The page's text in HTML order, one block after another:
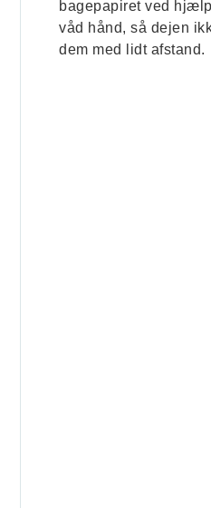
bagepapiret ved
våd hånd, så dejen
dem med lidt afstand.